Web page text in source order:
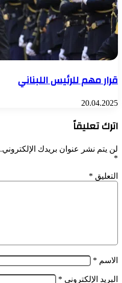
قرار مهم للرئيس اللبناني
20.04.2025
اترك تعليقاً
لن يتم نشر عنوان بريدك الإلكتروني.
*
التعليق *
الاسم *
البريد الإلكتروني *